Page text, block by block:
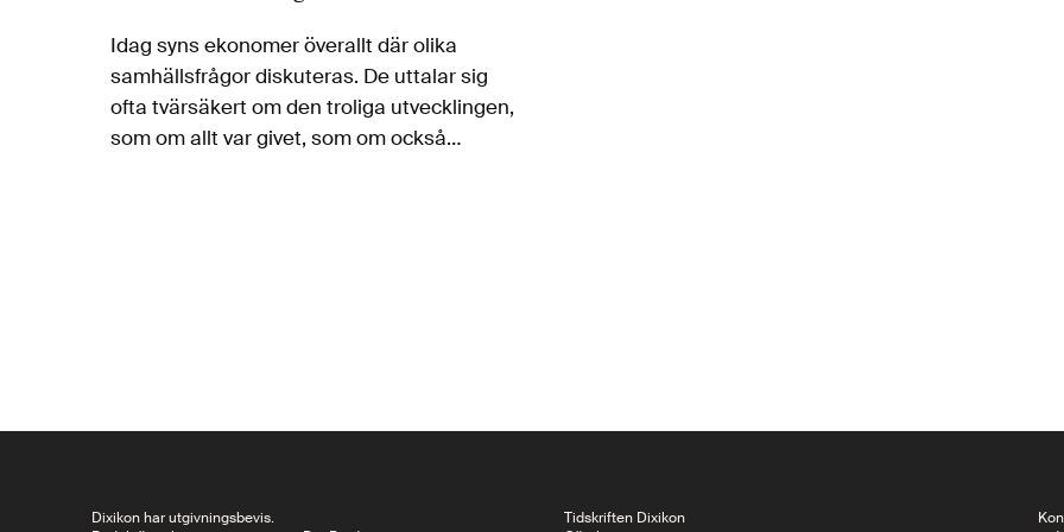
Idag syns ekonomer överallt där olika
samhällsfrågor diskuteras. De uttalar sig
ofta tvärsäkert om den troliga utvecklingen,
som om allt var givet, som om också
Dixikon har utgivningsbevis.
Tidskriften Dixikon